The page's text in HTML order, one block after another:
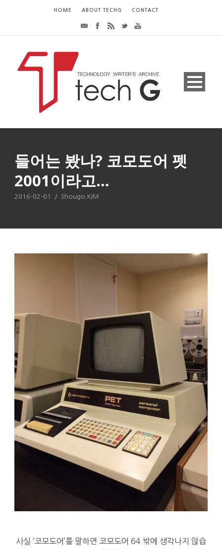
HOME ABOUT TECHG CONTACT
들어는 봤나? 코모도어 펫
2001이라고…
2016-02-01 / Shougo.KIM
사실 ‘코모도어’를 말하면 코모도어 64 밖에 생각나지 않습